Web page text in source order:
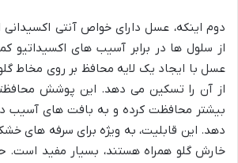
دوم اینکه، عسل دارای خواص آنتی
از سلول ها در برابر آسیب های اکسیداتیو
عسل با ایجاد یک لایه محافظ بر روی مخاط
از آن را تسکین می دهد. این پوشش
بیشتر محافظت کرده و به بافت های آسیب
دهد. این قابلیت، به ویژه برای سرفه های
خارش گلو همراه هستند، بسیار مفید